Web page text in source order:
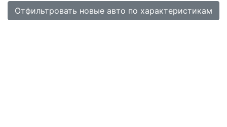
Отфильтровать новые авто по характеристикам